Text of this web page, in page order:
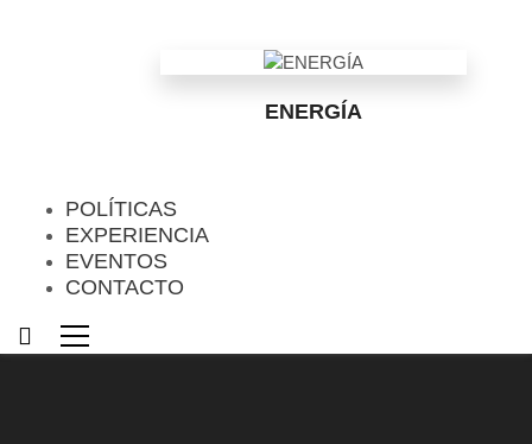
ENERGÍA
POLÍTICAS
EXPERIENCIA
EVENTOS
CONTACTO